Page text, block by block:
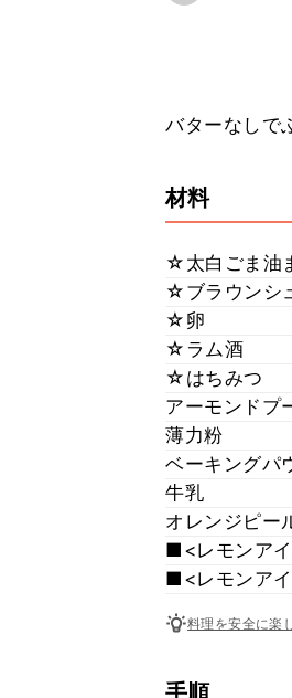
バターなしで
材料
☆太白ごま油
☆ブラウンシ
☆卵
☆ラム酒
☆はちみつ
アーモンドプ
薄力粉
ベーキングパ
牛乳
オレンジピー
■<レモンア
■<レモンア
料理を安全に楽
手順